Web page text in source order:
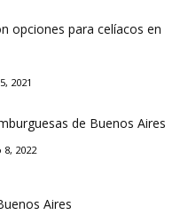
opciones para celíacos en
2021
de Buenos Aires
2022
Aires